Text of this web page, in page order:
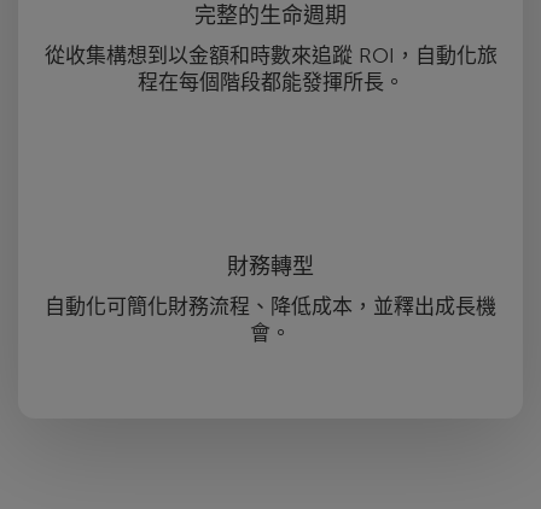
完整的生命週期
從收集構想到以金額和時數來追蹤 ROI，自動化旅
程在每個階段都能發揮所長。
財務轉型
自動化可簡化財務流程、降低成本，並釋出成長機
會。